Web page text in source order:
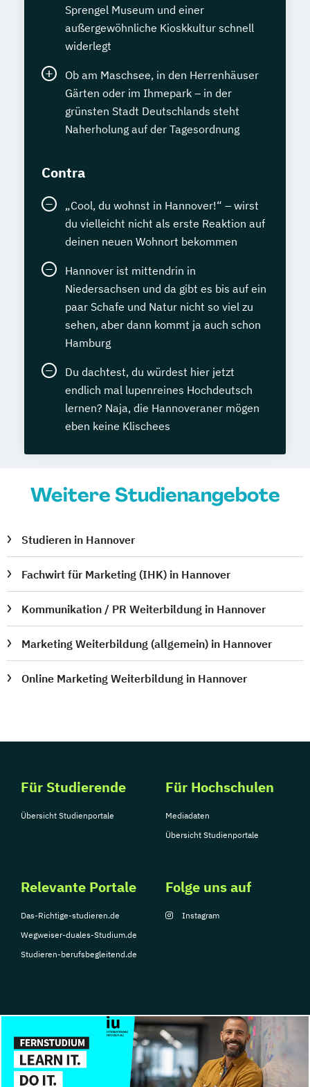
Sprengel Museum und einer
außergewöhnliche Kioskkultur schnell
widerlegt
Ob am Maschsee, in den Herrenhäuser
Gärten oder im Ihmepark – in der
grünsten Stadt Deutschlands steht
Naherholung auf der Tagesordnung
Contra
„Cool, du wohnst in Hannover!“ – wirst
du vielleicht nicht als erste Reaktion auf
deinen neuen Wohnort bekommen
Hannover ist mittendrin in
Niedersachsen und da gibt es bis auf ein
paar Schafe und Natur nicht so viel zu
sehen, aber dann kommt ja auch schon
Hamburg
Du dachtest, du würdest hier jetzt
endlich mal lupenreines Hochdeutsch
lernen? Naja, die Hannoveraner mögen
eben keine Klischees
Weitere Studienangebote
Studieren in Hannover
Fachwirt für Marketing (IHK) in Hannover
Kommunikation / PR Weiterbildung in Hannover
Marketing Weiterbildung (allgemein) in Hannover
Online Marketing Weiterbildung in Hannover
Für Studierende
Übersicht Studienportale
Für Hochschulen
Mediadaten
Übersicht Studienportale
Relevante Portale
Das-Richtige-studieren.de
Wegweiser-duales-Studium.de
Studieren-berufsbegleitend.de
Folge uns auf
Instagram
© Copyright 2026, TarGroup Media GmbH
Impressum
Datenschutzerklärung Nutzungsbedingungen